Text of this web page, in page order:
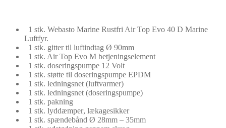
1 stk. Webasto Marine Rustfri Air Top Evo 40 D Marine
Luftfyr.
1 stk. gitter til luftindtag Ø 90mm
1 stk. Air Top Evo M betjeningselement
1 stk. doseringspumpe 12 Volt
1 stk. støtte til doseringspumpe EPDM
1 stk. ledningsnet (luftvarmer)
1 stk. ledningsnet (doseringspumpe)
1 stk. pakning
1 stk. lyddæmper, lækagesikker
1 stk. spændebånd Ø 28mm – 35mm